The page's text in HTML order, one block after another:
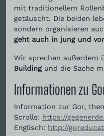
mit traditionellem
getäuscht. Die beiden
sondern organisieren
geht auch in jung und
Wir sprechen außerdem
Building und die Sache
Informationen zu
Information zur Gor,
Scrolls: https://
Englisch: http://